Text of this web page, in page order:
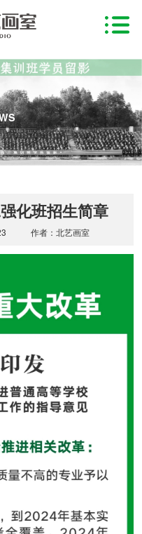
化班招生简章
作者：北艺画室